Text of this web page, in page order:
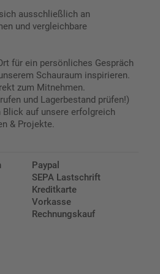
ausschließlich an
und vergleichbare
für ein persönliches Gespräch
Schauraum inspirieren.
zum Mitnehmen.
und Lagerbestand prüfen!)
Blick auf unsere erfolgreich
& Projekte.
Paypal
SEPA Lastschrift
Kreditkarte
Vorkasse
Rechnungskauf